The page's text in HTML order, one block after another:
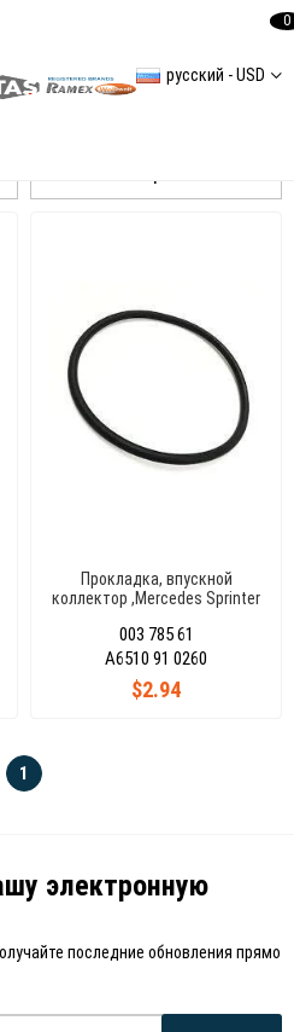
русский - USD
0
Прокладка, впускной
коллектор ,Mercedes Sprinter
003 785 61
$2.94
A6510 91 0260
1
электронную
последние обновления прямо